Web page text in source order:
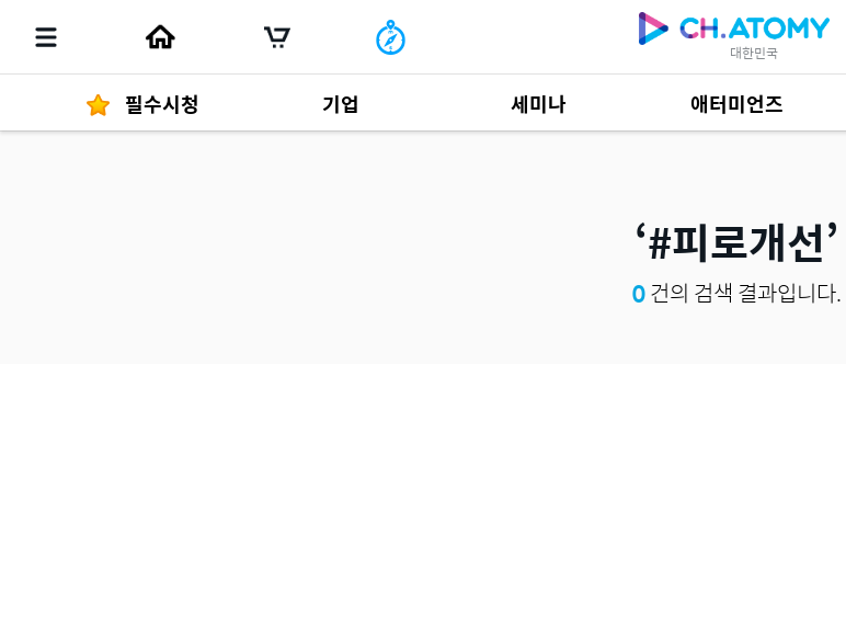
대한민국
필수시청 기업 세미나 애터미언즈
#피로개선
0건의 검색 결과입니다.